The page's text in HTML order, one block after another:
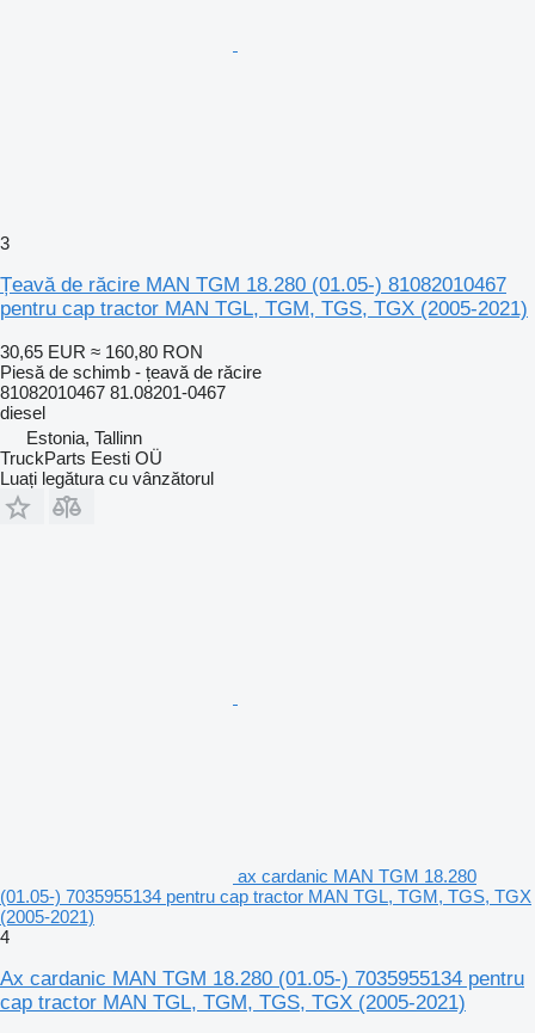
3
Țeavă de răcire MAN TGM 18.280 (01.05-) 81082010467
pentru cap tractor MAN TGL, TGM, TGS, TGX (2005-2021)
30,65 EUR ≈ 160,80 RON
Piesă de schimb - țeavă de răcire
81082010467 81.08201-0467
diesel
Estonia, Tallinn
TruckParts Eesti OÜ
Luați legătura cu vânzătorul
ax cardanic MAN TGM 18.280
(01.05-) 7035955134 pentru cap tractor MAN TGL, TGM, TGS, TGX
(2005-2021)
4
Ax cardanic MAN TGM 18.280 (01.05-) 7035955134 pentru
cap tractor MAN TGL, TGM, TGS, TGX (2005-2021)